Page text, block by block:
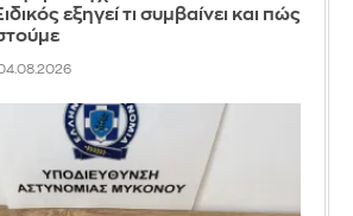
εξηγεί τι συμβαίνει και πώς